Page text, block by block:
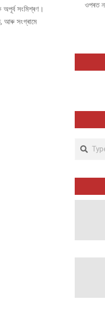
সংমিশ্ৰণ।
আৰু সংগ্ৰামে
ওপৰত
Search